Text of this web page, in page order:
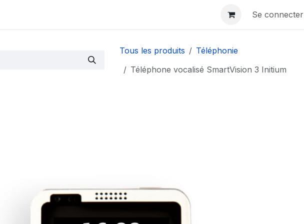
Se connecter
Tous les produits
Téléphonie
Téléphone vocalisé SmartVision 3 Initium